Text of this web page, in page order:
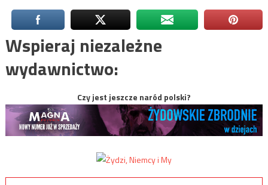
Wspieraj niezależne
wydawnictwo:
Czy jest jeszcze naród polski?